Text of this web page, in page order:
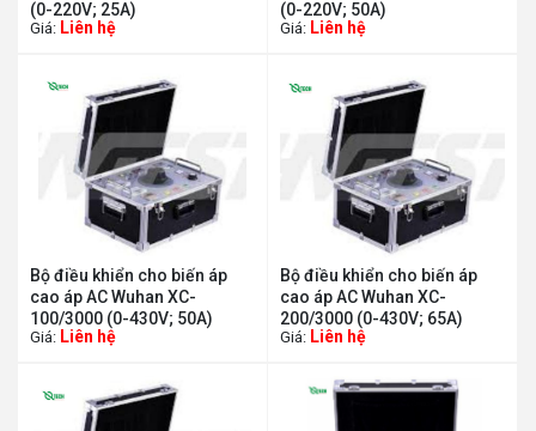
(0-220V; 25A)
Giá: Liên hệ
(0-220V; 50A)
Giá: Liên hệ
Bộ điều khiển cho biến áp
cao áp AC Wuhan XC-
100/3000 (0-430V; 50A)
Giá: Liên hệ
Bộ điều khiển cho biến áp
cao áp AC Wuhan XC-
200/3000 (0-430V; 65A)
Giá: Liên hệ